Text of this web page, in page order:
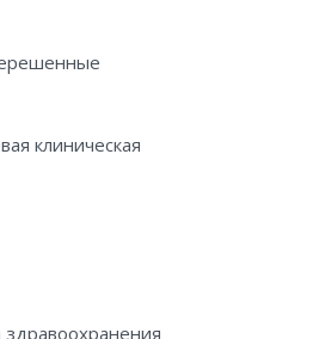
клиническая